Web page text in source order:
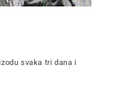
svaka tri dana i